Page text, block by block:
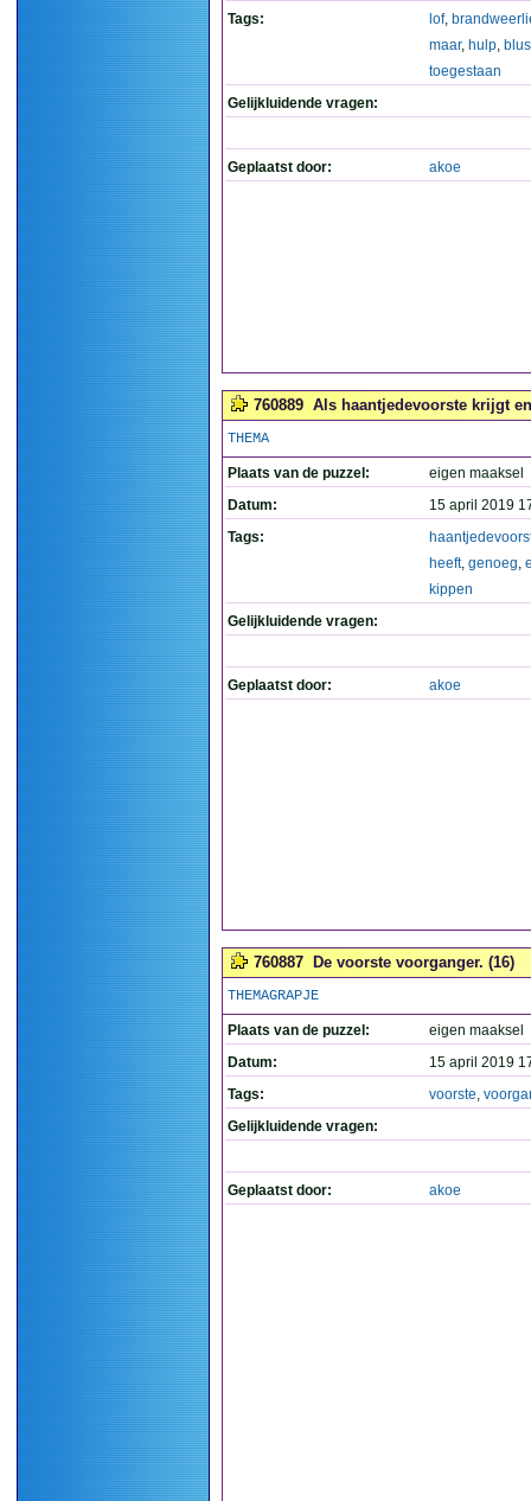
Tags:
lof,
maar, hulp,
toegestaan
Gelijkluidende vragen:
Geplaatst door: akoe
760889 Als haantjedevoorste krijgt
THEMA
Plaats van de puzzel:
eigen maaksel
Datum:
15 april 2019
Tags:
heeft, genoeg,
kippen
Gelijkluidende vragen:
Geplaatst door: akoe
760887 De voorste voorganger. (16)
THEMAGRAPJE
Plaats van de puzzel:
eigen maaksel
Datum:
15 april 2019
Tags:
voorste,
Gelijkluidende vragen:
Geplaatst door: akoe